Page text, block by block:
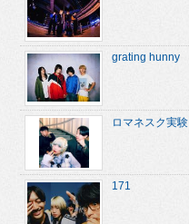
grating hunny
ロマネスク実験
171